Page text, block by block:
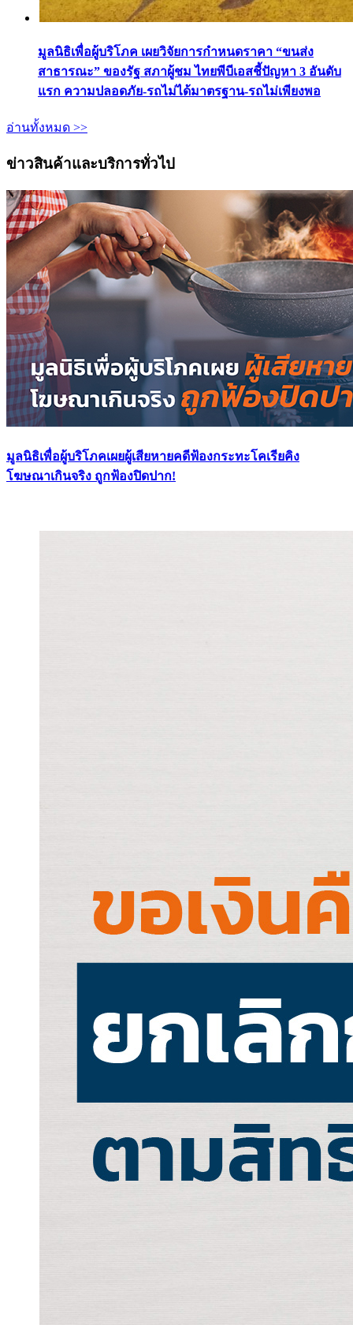
มูลนิธิเพื่อผู้บริโภค เผยวิจัยการกำหนดราคา “ขนส่ง
สาธารณะ” ของรัฐ สภาผู้ชม ไทยพีบีเอสชี้ปัญหา 3 อันดับ
แรก ความปลอดภัย-รถไม่ได้มาตรฐาน-รถไม่เพียงพอ
อ่านทั้งหมด >>
ข่าวสินค้าและบริการทั่วไป
มูลนิธิเพื่อผู้บริโภคเผยผู้เสียหายคดีฟ้องกระทะโคเรียคิง
โฆษณาเกินจริง ถูกฟ้องปิดปาก!